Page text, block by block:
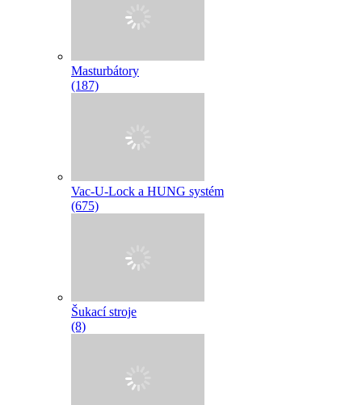
Masturbátory
(187)
Vac-U-Lock a HUNG systém
(675)
Šukací stroje
(8)